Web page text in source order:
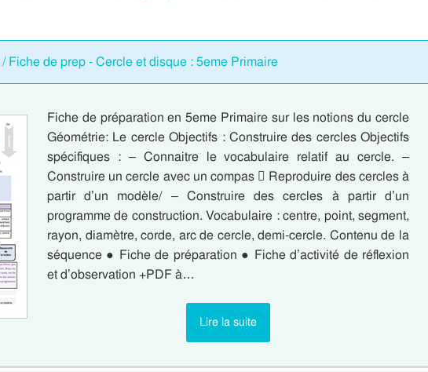
Fiche de prep - Cercle et disque : 5eme Primaire
Fiche de préparation en 5eme Primaire sur les notions du cercle
Géométrie: Le cercle Objectifs : Construire des cercles Objectifs
spécifiques : – Connaitre le vocabulaire relatif au cercle. –
Construire un cercle avec un compas  Reproduire des cercles à
partir d’un modèle/ – Construire des cercles à partir d’un
programme de construction. Vocabulaire : centre, point, segment,
rayon, diamètre, corde, arc de cercle, demi-cercle. Contenu de la
séquence ● Fiche de préparation ● Fiche d’activité de réflexion
et d’observation +PDF à…
Lire la suite